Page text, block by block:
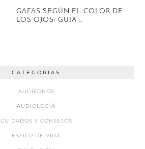
GAFAS SEGÚN EL COLOR DE
LOS OJOS: GUÍA …
CATEGORÍAS
AUDÍFONOS
AUDIOLOGÍA
CUIDADOS Y CONSEJOS
ESTILO DE VIDA